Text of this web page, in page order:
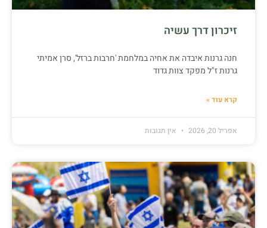
זיכרון דרך עשיה
חנה גרנות איבדה את אחיה במלחמת 'חרבות ברזל', סרן אמיתי
גרנות ז"ל מפקד צוות גדוד
קרא עוד »
אפריל 20, 2026 אין תגובות